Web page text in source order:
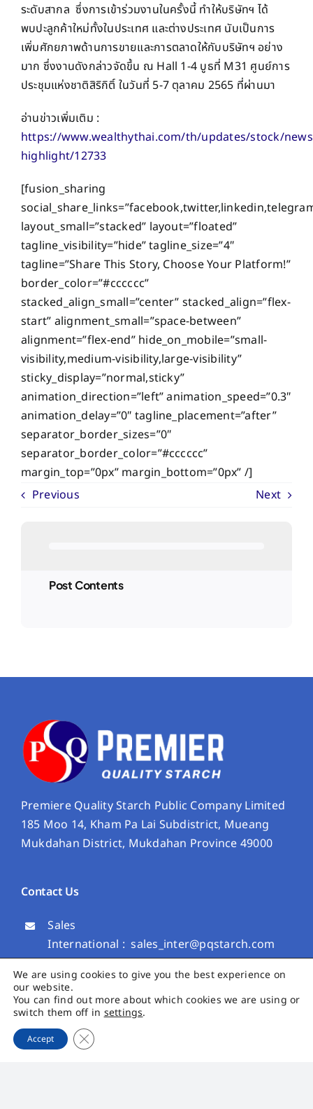
ระดับสากล ซึ่งการเข้าร่วมงานในครั้งนี้ ทำให้บริษัทฯ ได้
พบปะลูกค้าใหม่ทั้งในประเทศ และต่างประเทศ นับเป็นการ
เพิ่มศักยภาพด้านการขายและการตลาดให้กับบริษัทฯ อย่าง
มาก ซึ่งงานดังกล่าวจัดขึ้น ณ Hall 1-4 บูธที่ M31 ศูนย์การ
ประชุมแห่งชาติสิริกิติ์ ในวันที่ 5-7 ตุลาคม 2565 ที่ผ่านมา
อ่านข่าวเพิ่มเติม :
https://www.wealthythai.com/th/updates/stock/
highlight/12733
[fusion_sharing
layout_small=”stacked” layout=”floated”
tagline_visibility=”hide” tagline_size=”4″
tagline=”Share This Story, Choose Your Platform!”
border_color=”#cccccc”
stacked_align_small=”center” stacked_align=”flex-
start” alignment_small=”space-between”
alignment=”flex-end” hide_on_mobile=”small-
visibility,medium-visibility,large-visibility”
sticky_display=”normal,sticky”
animation_direction=”left” animation_speed=”0.3″
animation_delay=”0″ tagline_placement=”after”
separator_border_sizes=”0″
separator_border_color=”#cccccc”
margin_top=”0px” margin_bottom=”0px” /]
Previous
Next
Post Contents
Premiere Quality Starch Public Company Limited
185 Moo 14, Kham Pa Lai Subdistrict, Mueang
Mukdahan District, Mukdahan Province 49000
Contact Us
Sales
International :sales_inter@pqstarch.com
Domestic :sales_domestic@pqstarch.com
Information Department :
Investor Relation Department :
ir@pqstarch.com
+66 (0) 4264 3818
We are using cookies to give you the best experience on
our website.
You can find out more about which cookies we are using or
switch them off in settings.
Accept Close GDPR Cookie Banner